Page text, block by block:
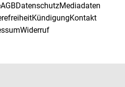
AGBDatenschutzMediadaten
KündigungKontakt
Widerruf